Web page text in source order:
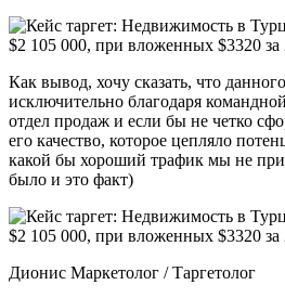
Как вывод, хочу сказать, что
исключительно благодаря
отдел продаж и если бы не четко
его качество, которое цепляло
какой бы хороший трафик мы не
было и это факт)
Дионис Маркетолог / Таргетолог